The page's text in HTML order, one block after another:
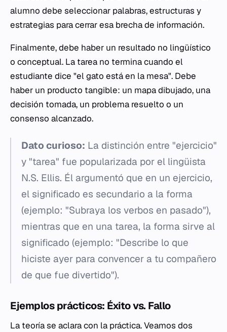
alumno debe seleccionar palabras, estructuras y
estrategias para cerrar esa brecha de información.
Finalmente, debe haber un resultado no lingüístico
o conceptual. La tarea no termina cuando el
estudiante dice "el gato está en la mesa". Debe
haber un producto tangible: un mapa dibujado, una
decisión tomada, un problema resuelto o un
consenso alcanzado.
Dato curioso: La distinción entre "ejercicio"
y "tarea" fue popularizada por el lingüista
N.S. Ellis. Él argumentó que en un ejercicio,
el significado es secundario a la forma
(ejemplo: "Subraya los verbos en pasado"),
mientras que en una tarea, la forma sirve al
significado (ejemplo: "Describe lo que
hiciste ayer para convencer a tu compañero
de que fue divertido").
Ejemplos prácticos: Éxito vs. Fallo
La teoría se aclara con la práctica. Veamos dos